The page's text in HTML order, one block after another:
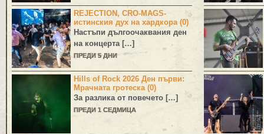
REJECTION, CRO-MAGS-
истинския дух на хардкора (0)
Настъпи дългоочаквания ден
на концерта […]
ПРЕДИ 5 ДНИ
Hills of Rock 2026 Ден първи:
Мрачната гротеска (0)
За разлика от повечето […]
ПРЕДИ 1 СЕДМИЦА